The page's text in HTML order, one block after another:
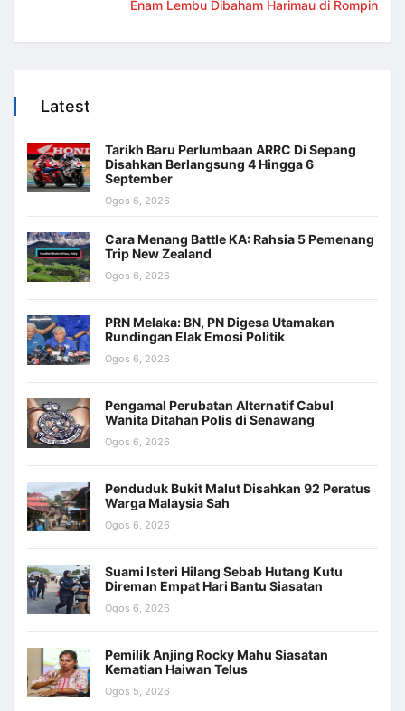
Enam Lembu Dibaham Harimau di Rompin
Latest
Tarikh Baru Perlumbaan ARRC Di Sepang
Disahkan Berlangsung 4 Hingga 6
September
Ogos 6, 2026
Cara Menang Battle KA: Rahsia 5 Pemenang
Trip New Zealand
Ogos 6, 2026
PRN Melaka: BN, PN Digesa Utamakan
Rundingan Elak Emosi Politik
Ogos 6, 2026
Pengamal Perubatan Alternatif Cabul
Wanita Ditahan Polis di Senawang
Ogos 6, 2026
Penduduk Bukit Malut Disahkan 92 Peratus
Warga Malaysia Sah
Ogos 6, 2026
Suami Isteri Hilang Sebab Hutang Kutu
Direman Empat Hari Bantu Siasatan
Ogos 6, 2026
Pemilik Anjing Rocky Mahu Siasatan
Kematian Haiwan Telus
Ogos 5, 2026